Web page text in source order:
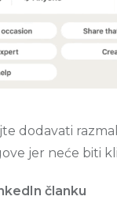
dodavati
jer neće biti
članku